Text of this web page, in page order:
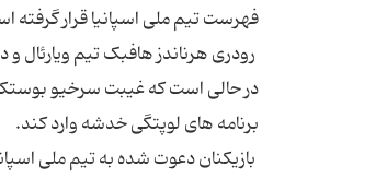
فهرست تیم ملی اسپانیا قرار گرفته
رودری هرناندز هافبک تیم ویارئال
در حالی است که غیبت سرخیو
برنامه های لوپتگی خدشه وارد کند.
بازیکنان دعوت شده به تیم ملی